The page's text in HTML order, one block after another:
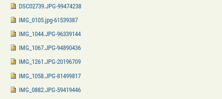
DSC02739.JPG-99474238
IMG_0105.jpg-61539387
IMG_1044.JPG-96339144
IMG_1067.JPG-94890436
IMG_1261.JPG-20196709
IMG_1058.JPG-81499817
IMG_0882.JPG-59419446